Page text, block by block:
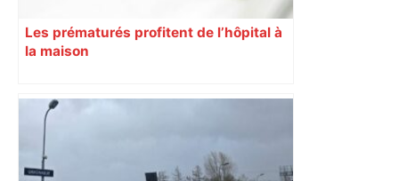
Les prématurés profitent de l’hôpital à
la maison